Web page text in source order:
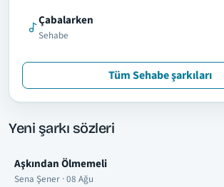
Çabalarken
Sehabe
Tüm Sehabe şarkıları
Yeni şarkı sözleri
Aşkından Ölmemeli
Sena Şener · 08 Ağu